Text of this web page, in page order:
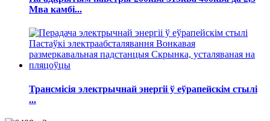
Мва камбі...
Трансмісія электрычнай энергіі ў еўрапейскім стылі
...